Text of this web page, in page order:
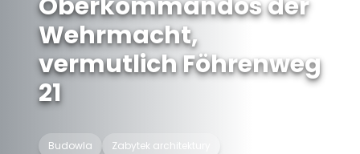
Wehrmacht,
vermutlich Föhrenweg
21
Budowla Zabytek architektury